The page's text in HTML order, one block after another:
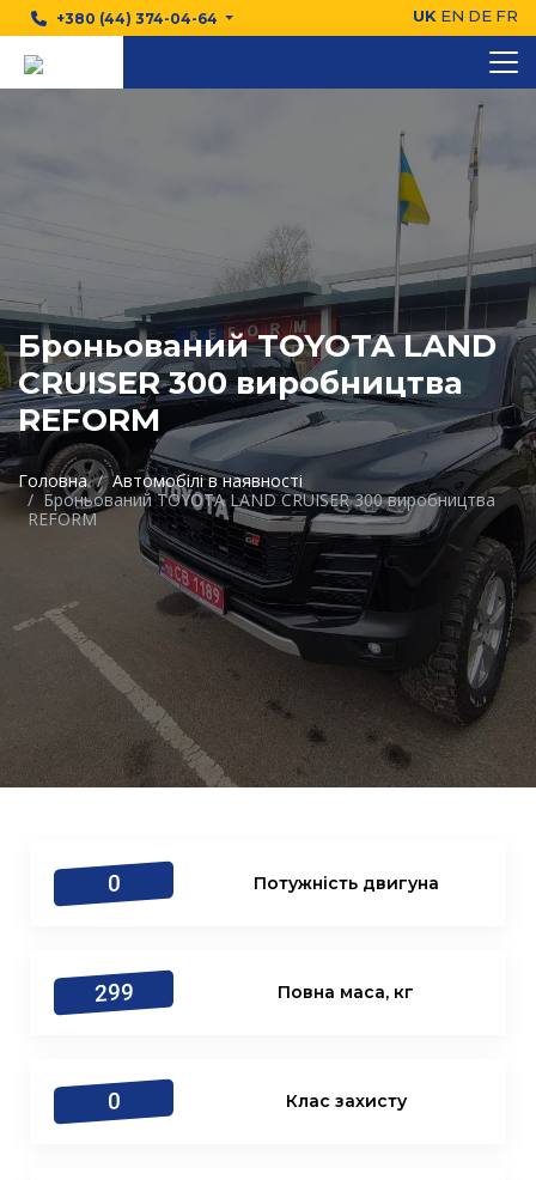
+380 (44) 374-04-64 UK EN DE FR
Броньований TOYOTA LAND
CRUISER 300 виробництва
REFORM
Головна
Автомобілі в наявності
Броньований TOYOTA LAND CRUISER 300 виробництва
REFORM
Потужність двигуна
0
Повна маса, кг
299
Клас захисту
0